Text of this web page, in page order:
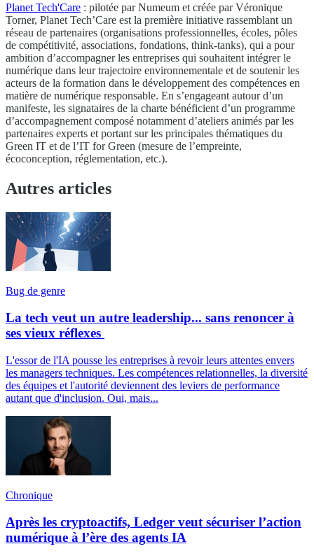
Planet Tech'Care : pilotée par Numeum et créée par Véronique
Torner, Planet Tech’Care est la première initiative rassemblant un
réseau de partenaires (organisations professionnelles, écoles, pôles
de compétitivité, associations, fondations, think-tanks), qui a pour
ambition d’accompagner les entreprises qui souhaitent intégrer le
numérique dans leur trajectoire environnementale et de soutenir les
acteurs de la formation dans le développement des compétences en
matière de numérique responsable. En s’engageant autour d’un
manifeste, les signataires de la charte bénéficient d’un programme
d’accompagnement composé notamment d’ateliers animés par les
partenaires experts et portant sur les principales thématiques du
Green IT et de l’IT for Green (mesure de l’empreinte,
écoconception, réglementation, etc.).
Autres articles
Bug de genre
La tech veut un autre leadership... sans renoncer à
ses vieux réflexes
L'essor de l'IA pousse les entreprises à revoir leurs attentes envers
les managers techniques. Les compétences relationnelles, la diversité
des équipes et l'autorité deviennent des leviers de performance
autant que d'inclusion. Oui, mais...
Chronique
Après les cryptoactifs, Ledger veut sécuriser l’action
numérique à l’ère des agents IA